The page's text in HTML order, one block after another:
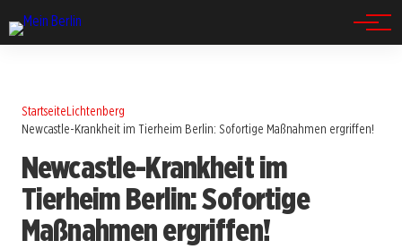
StartseiteLichtenberg
Newcastle-Krankheit im Tierheim Berlin: Sofortige Maßnahmen ergriffen!
Newcastle-Krankheit im
Tierheim Berlin: Sofortige
Maßnahmen ergriffen!